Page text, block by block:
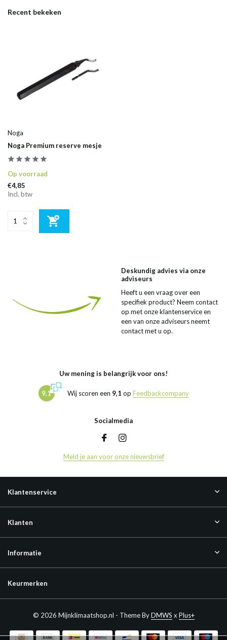
Recent bekeken
Noga
Noga Premium reserve mesje
Op voorraad
€4,85
Incl. btw
Deskundig advies via onze
adviseurs
Heeft u een vraag over een
specifiek product? Neem contact
op met onze klantenservice en
een van onze adviseurs neemt
contact met u op.
Uw mening is belangrijk voor ons!
9,1 Wij scoren een 9,1 op Feedbackcompany
Socialmedia
Meld je aan voor onze nieuwsbrief
Klantenservice
Klanten
Informatie
Keurmerken
© 2026 Mijnklimaatshop.nl - Theme ByDMWS x Plus+